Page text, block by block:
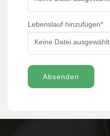
Lebenslauf hinzufügen*
Keine Datei ausgewählt
Absenden